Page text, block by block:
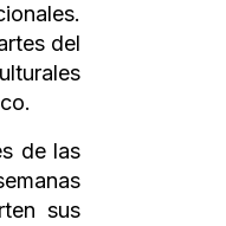
del
de las
sus